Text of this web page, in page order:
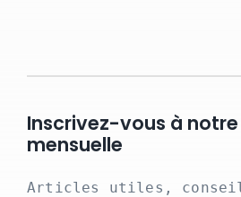
Inscrivez-vous à
mensuelle
Articles utiles,